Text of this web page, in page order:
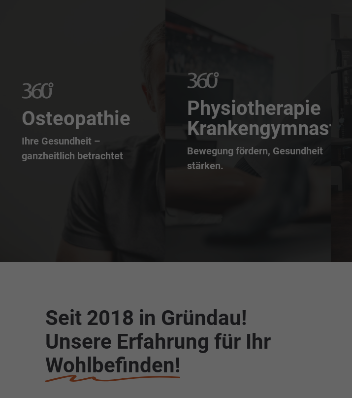
Osteopathie
Ihre Gesundheit –
ganzheitlich betrachtet
Physiotherapie
Krankengymnastik
Bewegung fördern, Gesundheit
stärken.
Seit 2018 in Gründau!
Unsere Erfahrung für Ihr
Wohlbefinden!